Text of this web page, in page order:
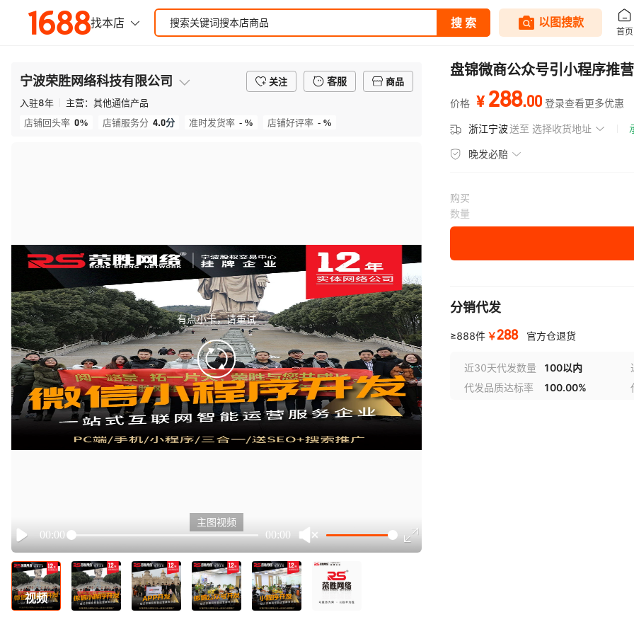
宁波荣胜网络科技有限公司 关注 客服
商品
入驻8年 主营： 其他通信产品
店铺回头率 0% 店铺服务分 4.0分 准时发货率 - % 店铺好评率 - %
有点小卡，请重试
retry
Play
00:00 00:00
主图视频
视频
盘锦微商公众号引小程序推
价格 ¥ 288.00 登录查看更多优惠
浙江宁波送至 选择收货地址
晚发必赔
购买
数量
分销代发
≥888件 ￥288 官方仓退货
近30天代发数量 100以内
代发品质达标率
100.00%